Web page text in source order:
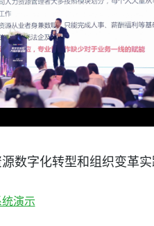
数字化转型和组织变革
演示